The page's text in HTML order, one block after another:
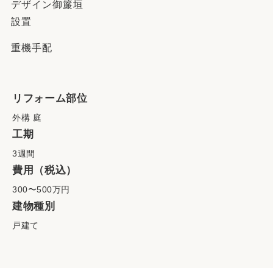
デザイン御簾垣
設置
重機手配
リフォーム部位
外構 庭
工期
3週間
費用（税込）
300〜500万円
建物種別
戸建て